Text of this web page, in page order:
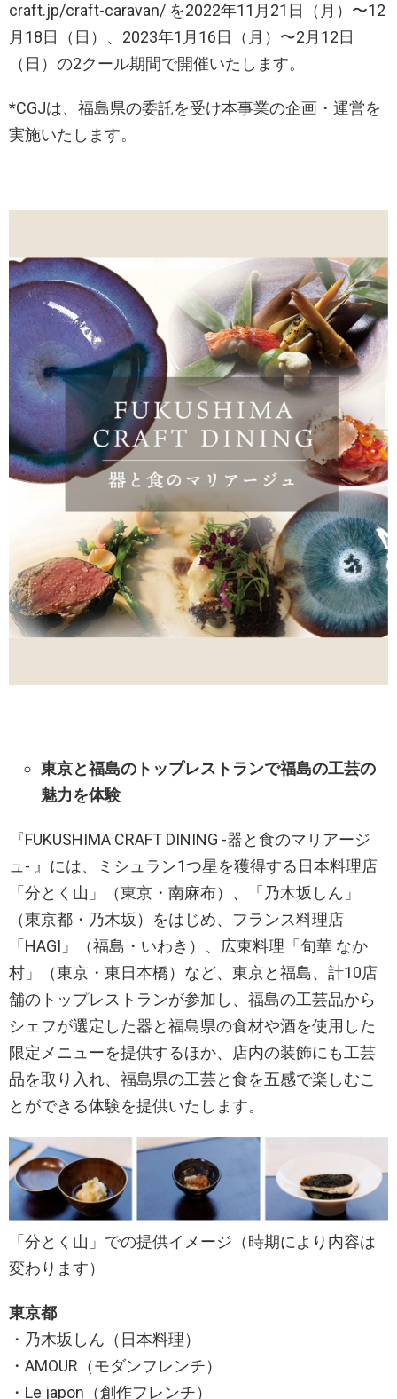
craft.jp/craft-caravan/ を2022年11月21日（月）〜12
月18日（日）、2023年1月16日（月）〜2月12日
（日）の2クール期間で開催いたします。
*​​CGJは、福島県の委託を受け本事業の企画・運営を
実施いたします。
東京と福島のトップレストランで福島の工芸の
魅力を体験
『FUKUSHIMA CRAFT DINING -器と食のマリアージ
ュ- 』には、ミシュラン1つ星を獲得する日本料理店
「分とく山」（東京・南麻布）、「乃木坂しん」
（東京都・乃木坂）をはじめ、フランス料理店
「HAGI」（福島・いわき）、広東料理「旬華 なか
村」（東京・東日本橋）など、東京と福島、計10店
舗のトップレストランが参加し、福島の工芸品から
シェフが選定した器と福島県の食材や酒を使用した
限定メニューを提供するほか、店内の装飾にも工芸
品を取り入れ、福島県の工芸と食を五感で楽しむこ
とができる体験を提供いたします。
「分とく山」での提供イメージ（時期により内容は
変わります）
東京都
・乃木坂しん（日本料理）
・AMOUR（モダンフレンチ）
・Le japon（創作フレンチ）